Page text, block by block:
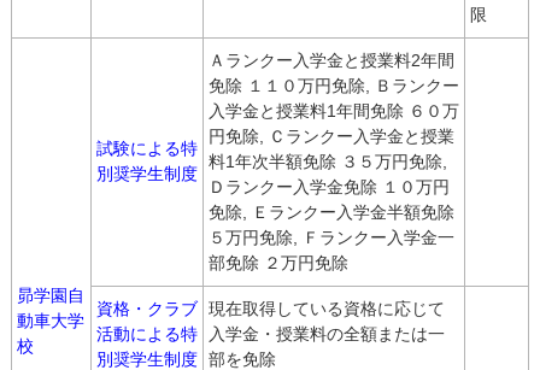
限
昴学園自
動車大学
校
試験による特
別奨学生制度
Ａランクー入学金と授業料2年間
免除 １１０万円免除, Ｂランクー
入学金と授業料1年間免除 ６０万
円免除, Ｃランクー入学金と授業
料1年次半額免除 ３５万円免除,
Ｄランクー入学金免除 １０万円
免除, Ｅランクー入学金半額免除
５万円免除, Ｆランクー入学金一
部免除 ２万円免除
資格・クラブ
活動による特
別奨学生制度
現在取得している資格に応じて
入学金・授業料の全額または一
部を免除